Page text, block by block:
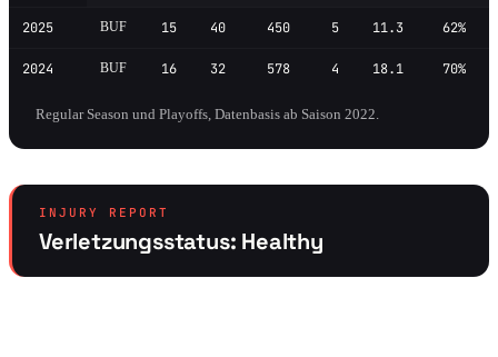
2025 BUF 15 40 450 5 11.3 62%
2024 BUF 16 32 578 4 18.1 70%
Regular Season und Playoffs, Datenbasis ab Saison 2022.
INJURY REPORT
Verletzungsstatus: Healthy